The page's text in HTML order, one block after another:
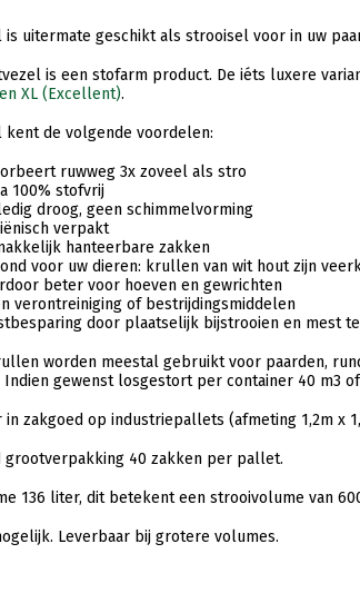
is uitermate geschikt als strooisel voor in uw
is een stofarm product. De iéts luxere
XL (Excellent).
kent de volgende voordelen:
ruwweg 3x zoveel als stro
100% stofvrij
droog, geen schimmelvorming
verpakt
hanteerbare zakken
voor uw dieren: krullen van wit hout zijn
beter voor hoeven en gewrichten
verontreiniging of bestrijdingsmiddelen
door plaatselijk bijstrooien en mest
worden meestal gebruikt voor paarden,
Indien gewenst losgestort per container 40 m3
in zakgoed op industriepallets (afmeting 1,2m x
grootverpakking 40 zakken per pallet.
136 liter, dit betekent een strooivolume van
Leverbaar bij grotere volumes.